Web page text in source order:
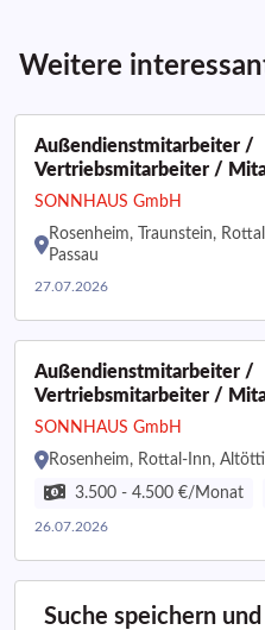
Weitere
Außendienstmitarbeiter /
Vertriebsmitarbeiter /
Außendienst /
SONNHAUS GmbH
Rosenheim, Traunstein,
Passau
27.07.2026
Außendienstmitarbeiter /
Vertriebsmitarbeiter /
Außendienst /
SONNHAUS GmbH
Rosenheim, Rottal-Inn,
3.500 - 4.500 €/Monat
26.07.2026
Suche speichern